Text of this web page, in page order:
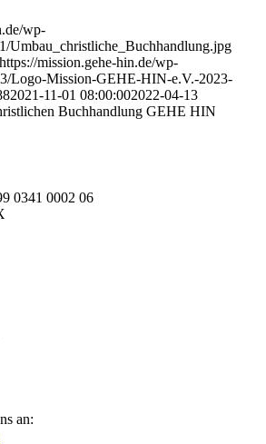
wp-
Umbau_christliche_Buchhandlung.jpg
https://mission.gehe-hin.de/wp-
Logo-Mission-GEHE-HIN-e.V.-2023-
2021-11-01 08:00:002022-04-13
Buchhandlung GEHE HIN
0341 0002 06
an: